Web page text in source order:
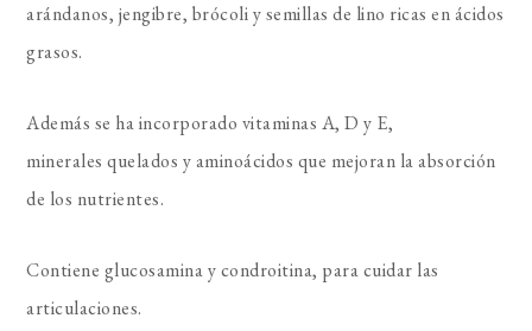
arándanos, jengibre, brócoli y semillas de lino ricas en ácidos
grasos.
Además se ha incorporado vitaminas A, D y E,
minerales quelados y aminoácidos que mejoran la absorción
de los nutrientes.
Contiene glucosamina y condroitina, para cuidar las
articulaciones.